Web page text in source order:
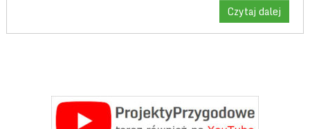
Czytaj dalej